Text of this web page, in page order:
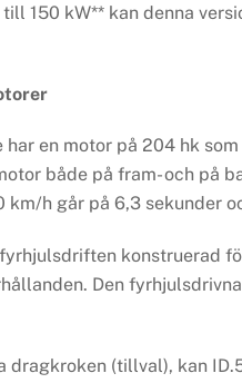
150 kW** kan denna
har en motor på 204 hk
både på fram- och på
h går på 6,3 sekunder
konstruerad
Den
(tillval), kan